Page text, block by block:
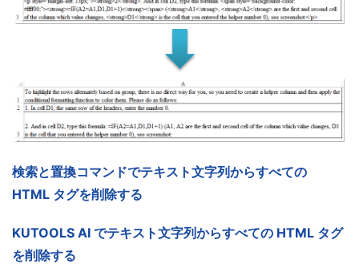
検索と置換コマンドでテキスト文字列からすべての
HTML タグを削除する
KUTOOLS AI でテキスト文字列からすべての HTML タグ
を削除する